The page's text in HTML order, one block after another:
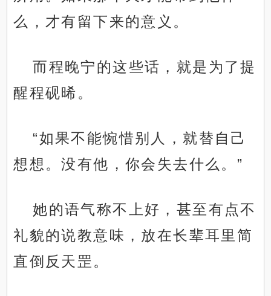
么，才有留下来的意义。
而程晚宁的这些话，就是为了提
醒程砚晞。
“如果不能惋惜别人，就替自己
想想。没有他，你会失去什么。”
她的语气称不上好，甚至有点不
礼貌的说教意味，放在长辈耳里简
直倒反天罡。